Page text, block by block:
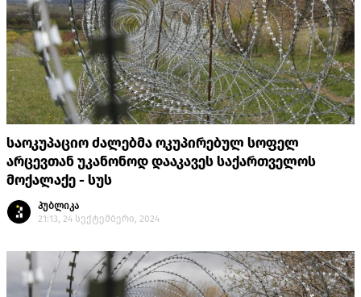
საოკუპაციო ძალებმა ოკუპირებულ სოფელ
არცევთან უკანონოდ დააკავეს საქართველოს
მოქალაქე - სუს
პუბლიკა
21:13, 24 სექტემბერი, 2024